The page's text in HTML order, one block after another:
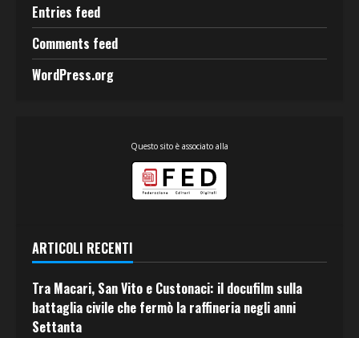
Entries feed
Comments feed
WordPress.org
Questo sito è associato alla
ARTICOLI RECENTI
Tra Macari, San Vito e Custonaci: il docufilm sulla
battaglia civile che fermò la raffineria negli anni
Settanta